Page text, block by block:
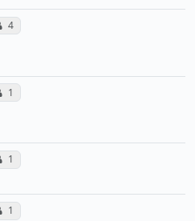
コミュニケーション・タイプ投票数
4
コミュニケーション・タイプ投票数
1
コミュニケーション・タイプ投票数
1
コミュニケーション・タイプ投票数
1